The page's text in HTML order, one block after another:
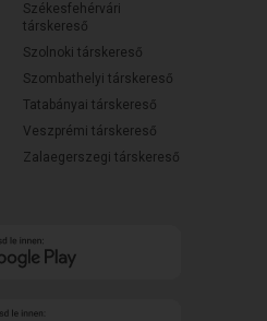
Székesfehérvári
társkereső
Szolnoki társkereső
Szombathelyi társkereső
Tatabányai társkereső
Veszprémi társkereső
Zalaegerszegi társkereső